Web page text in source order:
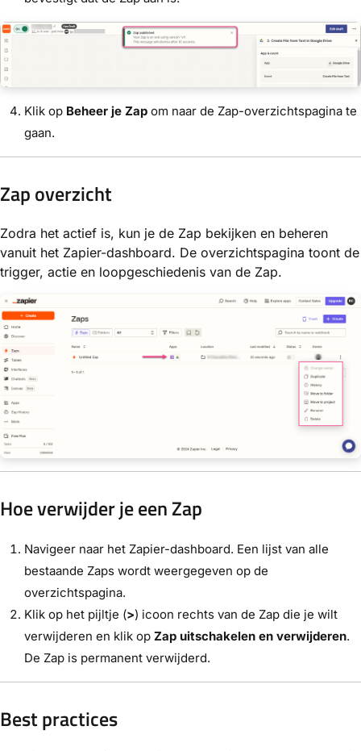
Klik op Beheer je Zap om naar de Zap-overzichtspagina te
gaan.
Zap overzicht
Zodra het actief is, kun je de Zap bekijken en beheren
vanuit het Zapier-dashboard. De overzichtspagina toont de
trigger, actie en loopgeschiedenis van de Zap.
Hoe verwijder je een Zap
Navigeer naar het Zapier-dashboard. Een lijst van alle
bestaande Zaps wordt weergegeven op de
overzichtspagina.
Klik op het pijltje (>) icoon rechts van de Zap die je wilt
verwijderen en klik op Zap uitschakelen en verwijderen.
De Zap is permanent verwijderd.
Best practices